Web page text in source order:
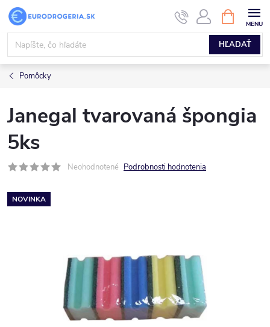
Prejsť
obsah
HĽADAŤ
KOŠÍK
Pomôcky
Janegal tvarovaná špongia
5ks
Neohodnotené Podrobnosti hodnotenia
NOVINKA